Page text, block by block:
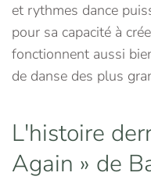
et rythmes dance
pour sa capacité à
fonctionnent aussi
de danse des plus
L'histoire
Again » de